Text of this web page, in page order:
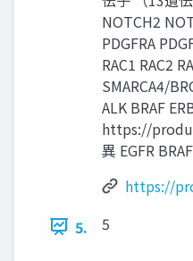
NOTCH2
PDGFRA
RAC1 RAC2
SMARCA4/
ALK BRAF
https://
異 EGFR
https://
5.
5